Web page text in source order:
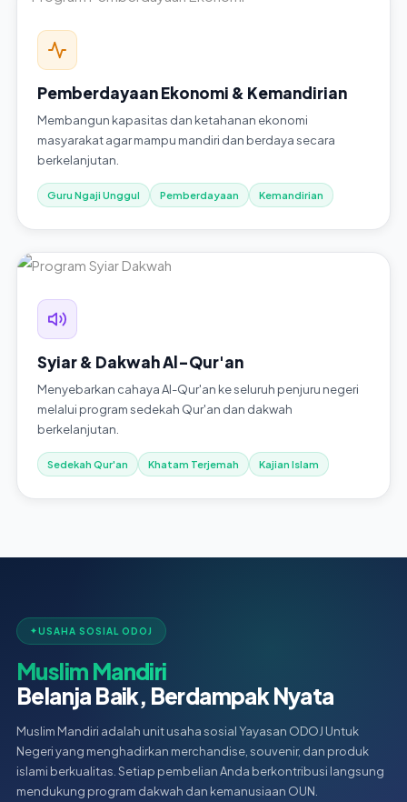
Pemberdayaan Ekonomi & Kemandirian
Membangun kapasitas dan ketahanan ekonomi
masyarakat agar mampu mandiri dan berdaya secara
berkelanjutan.
Guru Ngaji Unggul Pemberdayaan Kemandirian
Syiar & Dakwah Al-Qur'an
Menyebarkan cahaya Al-Qur'an ke seluruh penjuru negeri
melalui program sedekah Qur'an dan dakwah
berkelanjutan.
Sedekah Qur'an Khatam Terjemah Kajian Islam
USAHA SOSIAL ODOJ
Muslim Mandiri
Belanja Baik, Berdampak Nyata
Muslim Mandiri adalah unit usaha sosial Yayasan ODOJ Untuk
Negeri yang menghadirkan merchandise, souvenir, dan produk
islami berkualitas. Setiap pembelian Anda berkontribusi langsung
mendukung program dakwah dan kemanusiaan OUN.